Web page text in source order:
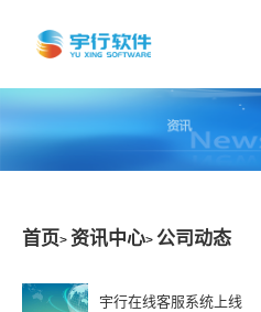
首页> 资讯中心> 公司动态
宇行在线客服系统上线